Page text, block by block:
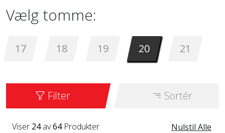
Vælg tomme:
17 18 19 20 21
Filter Sortér
Nulstil Alle
Viser 24av64Produkter